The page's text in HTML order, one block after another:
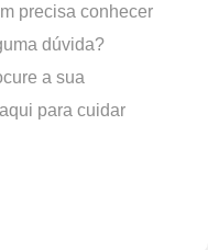
precisa conhecer
dúvida?
a sua
para cuidar